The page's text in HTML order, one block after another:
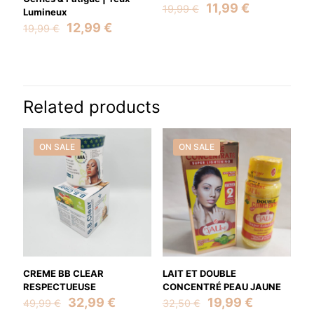
Lumineux
19,99€
Original
12,99 €
19,99€
Original
11,99 €Current
Related products
ON SALE
CREME BB CLEAR
RESPECTUEUSE
49,99€
Original
32,99 €
ON SALE
LAIT ET DOUBLE
CONCENTRÉ PEAU JAUNE
32,50€
Original
19,99 €Current